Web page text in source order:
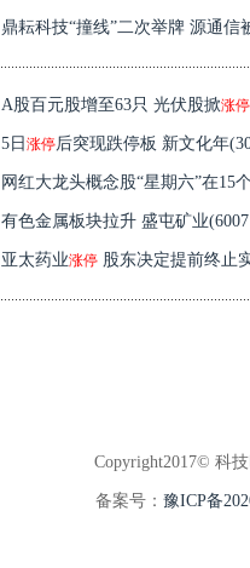
鼎耘科技“撞线”二次举牌 源通信
A股百元股增至63只 光伏股掀涨停
5日 涨停后突现跌停板 新文化年
网红大龙头概念股“星期六”在15
有色金属板块拉升 盛屯矿业
亚太药业涨停 股东决定提前终止
Copyright2017© 科
备案号： 豫ICP备